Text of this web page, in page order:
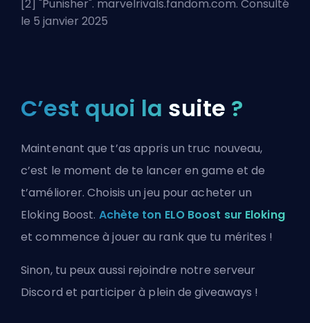
[2] "Punisher". marvelrivals.fandom.com. Consulté
le 5 janvier 2025
C’est quoi la suite ?
Maintenant que t’as appris un truc nouveau,
c’est le moment de te lancer en game et de
t’améliorer. Choisis un jeu pour acheter un
Eloking Boost. Achète ton ELO Boost sur Eloking
et commence à jouer au rank que tu mérites !
Sinon, tu peux aussi rejoindre notre serveur
Discord et participer à plein de giveaways !